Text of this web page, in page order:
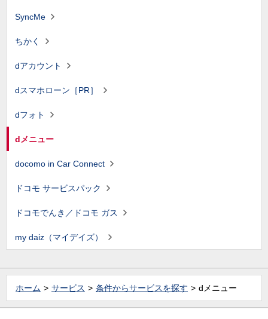
SyncMe
ちかく
dアカウント
dスマホローン［PR］
dフォト
dメニュー
docomo in Car Connect
ドコモ サービスパック
ドコモでんき／ドコモ ガス
my daiz（マイデイズ）
ホーム サービス 条件からサービスを探す dメニュー